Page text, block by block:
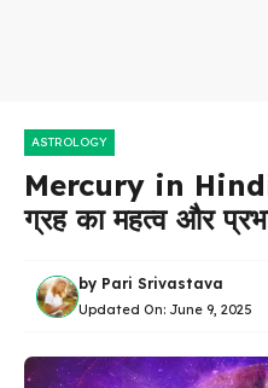
ASTROLOGY
Mercury in
ग्रह का महत्व और
by Pari Srivastava
Updated On: June 9, 2025